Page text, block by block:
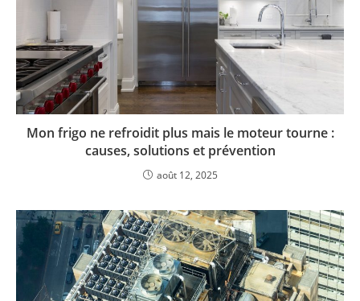
Mon frigo ne refroidit plus mais le moteur tourne :
causes, solutions et prévention
août 12, 2025